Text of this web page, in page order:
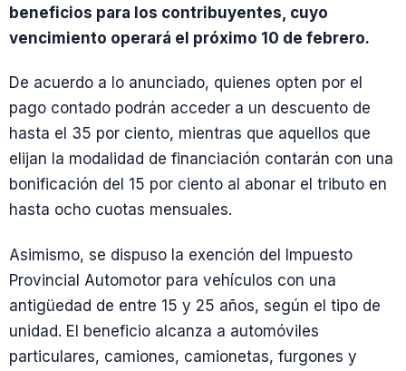
beneficios para los contribuyentes, cuyo
vencimiento operará el próximo 10 de febrero.
De acuerdo a lo anunciado, quienes opten por el
pago contado podrán acceder a un descuento de
hasta el 35 por ciento, mientras que aquellos que
elijan la modalidad de financiación contarán con una
bonificación del 15 por ciento al abonar el tributo en
hasta ocho cuotas mensuales.
Asimismo, se dispuso la exención del Impuesto
Provincial Automotor para vehículos con una
antigüedad de entre 15 y 25 años, según el tipo de
unidad. El beneficio alcanza a automóviles
particulares, camiones, camionetas, furgones y